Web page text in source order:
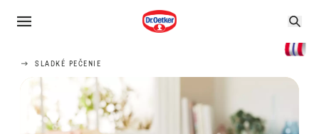
SLADKÉ PEČENIE